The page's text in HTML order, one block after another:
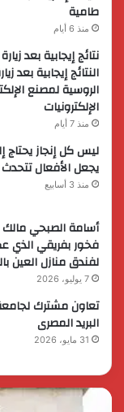
طامية
منذ 6 أيام
نتائج إيجابية بعد
النتائج إيجابية بعد
الروسية لمصنع
الإلكترونيات
منذ 7 أيام
ليس كل إنجاز
يجعل الأفعال
منذ 3 أسابيع
أسامة الصبحي مالك
فخور بفريقي
لفندق منازل العين
7 يوليو، 2026
تعاون مشترك
البريد المصرى
31 مايو، 2026
الحرس